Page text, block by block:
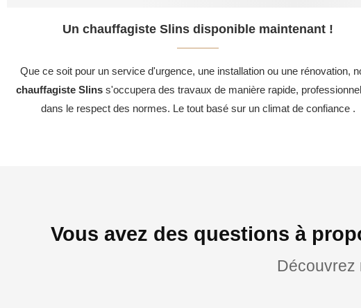
Un chauffagiste Slins disponible maintenant !
Que ce soit pour un service d'urgence, une installation ou une rénovation,
chauffagiste Slinss'occupera des travaux de manière rapide,
dans le respect des normes. Le tout basé sur un climat de confiance .
Vous avez des questions à
Découvrez